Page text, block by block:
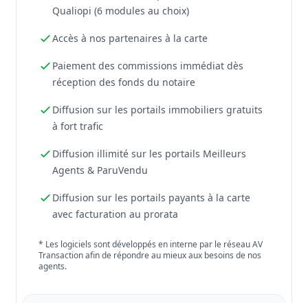
Qualiopi (6 modules au choix)
Accès à nos partenaires à la carte
Paiement des commissions immédiat dès
réception des fonds du notaire
Diffusion sur les portails immobiliers gratuits
à fort trafic
Diffusion illimité sur les portails Meilleurs
Agents & ParuVendu
Diffusion sur les portails payants à la carte
avec facturation au prorata
* Les logiciels sont développés en interne par le réseau AV
Transaction afin de répondre au mieux aux besoins de nos
agents.